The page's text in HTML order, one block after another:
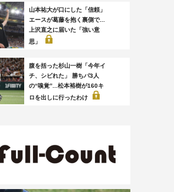
山本祐大が口にした「信頼」
エースが葛藤を抱く裏側で...
上沢直之に届いた「強い意
思」
腹を括った杉山一樹「今年イ
チ、シビれた」 勝ちパ3人
の“嗅覚”...松本裕樹が160キ
ロを出しに行ったわけ